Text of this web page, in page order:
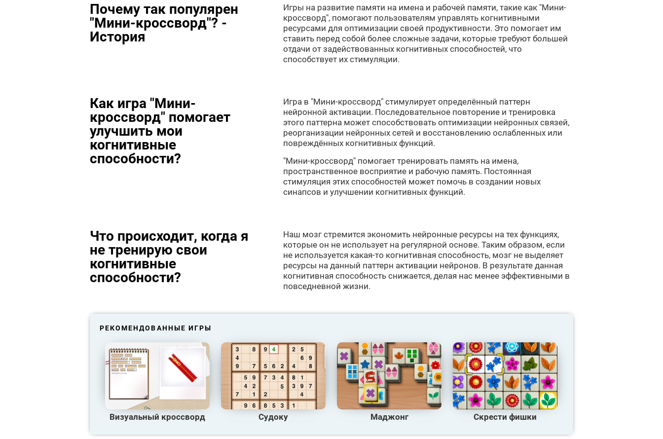
Почему так популярен
"Мини-кроссворд"? -
История
Игры на развитие памяти на имена и рабочей памяти, такие как "Мини-
кроссворд", помогают пользователям управлять когнитивными
ресурсами для оптимизации своей продуктивности. Это помогает им
ставить перед собой более сложные задачи, которые требуют большей
отдачи от задействованных когнитивных способностей, что
способствует их стимуляции.
Как игра "Мини-
кроссворд" помогает
улучшить мои
когнитивные
способности?
Игра в "Мини-кроссворд" стимулирует определённый паттерн
нейронной активации. Последовательное повторение и тренировка
этого паттерна может способствовать оптимизации нейронных связей,
реорганизации нейронных сетей и восстановлению ослабленных или
повреждённых когнитивных функций.
"Мини-кроссворд" помогает тренировать память на имена,
пространственное восприятие и рабочую память. Постоянная
стимуляция этих способностей может помочь в создании новых
синапсов и улучшении когнитивных функций.
Что происходит, когда я
не тренирую свои
когнитивные
способности?
Наш мозг стремится экономить нейронные ресурсы на тех функциях,
которые он не использует на регулярной основе. Таким образом, если
не используется какая-то когнитивная способность, мозг не выделяет
ресурсы на данный паттерн активации нейронов. В результате данная
когнитивная способность снижается, делая нас менее эффективными в
повседневной жизни.
РЕКОМЕНДОВАННЫЕ ИГРЫ
Визуальный кроссворд Судоку Маджонг Скрести фишки